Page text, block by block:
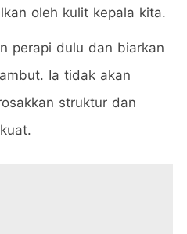
oleh kulit kepala kita.
perapi dulu dan biarkan
Ia tidak akan
struktur dan